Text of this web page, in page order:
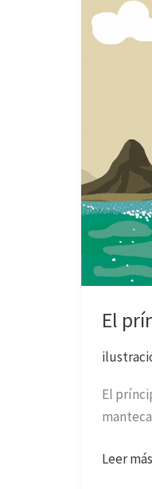
El
El
Leer